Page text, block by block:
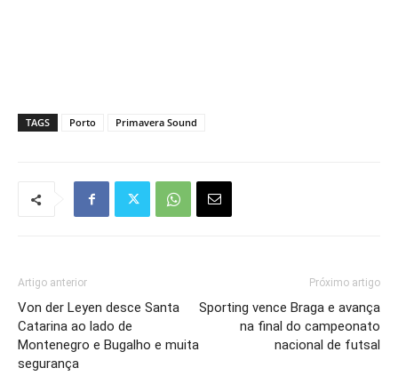
TAGS Porto Primavera Sound
Artigo anterior
Von der Leyen desce Santa
Catarina ao lado de
Montenegro e Bugalho e muita
segurança
Próximo artigo
Sporting vence Braga e avança
na final do campeonato
nacional de futsal